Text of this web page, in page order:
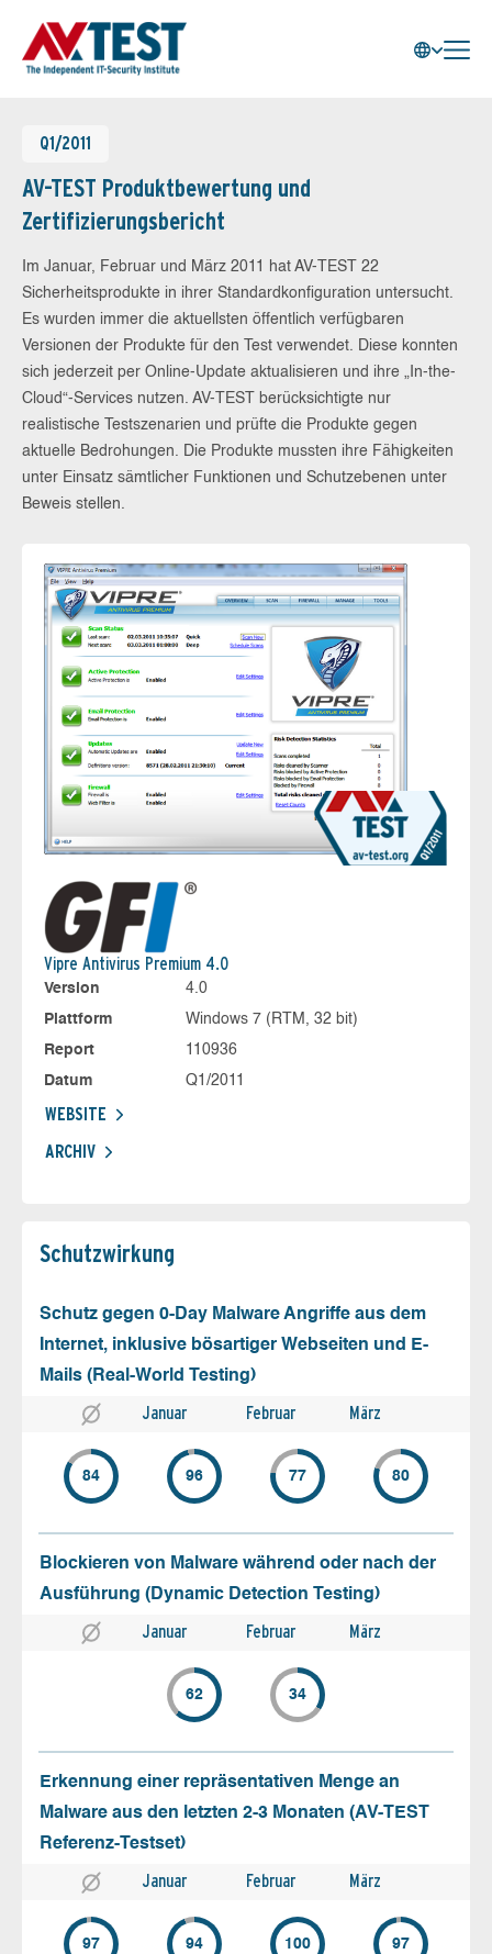
Q1/2011
AV-TEST Produktbewertung und
Zertifizierungsbericht
Im Januar, Februar und März 2011 hat AV-TEST 22
Sicherheitsprodukte in ihrer Standardkonfiguration untersucht.
Es wurden immer die aktuellsten öffentlich verfügbaren
Versionen der Produkte für den Test verwendet. Diese konnten
sich jederzeit per Online-Update aktualisieren und ihre „In-the-
Cloud“-Services nutzen. AV-TEST berücksichtigte nur
realistische Testszenarien und prüfte die Produkte gegen
aktuelle Bedrohungen. Die Produkte mussten ihre Fähigkeiten
unter Einsatz sämtlicher Funktionen und Schutzebenen unter
Beweis stellen.
Vipre Antivirus Premium 4.0
Version
4.0
Plattform
Windows 7 (RTM, 32 bit)
Report
110936
Datum
Q1/2011
WEBSITE
ARCHIV
Schutz­wirkung
Schutz gegen 0-Day Malware Angriffe aus dem
Internet, inklusive bösartiger Webseiten und E-
Mails (Real-World Testing)
Januar Februar März
84 96 77 80
Blockieren von Malware während oder nach der
Ausführung (Dynamic Detection Testing)
Januar Februar März
62 34
Erkennung einer repräsentativen Menge an
Malware aus den letzten 2-3 Monaten (AV-TEST
Referenz-Testset)
Januar Februar März
97 94 100 97